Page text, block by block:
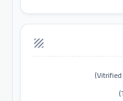
texture